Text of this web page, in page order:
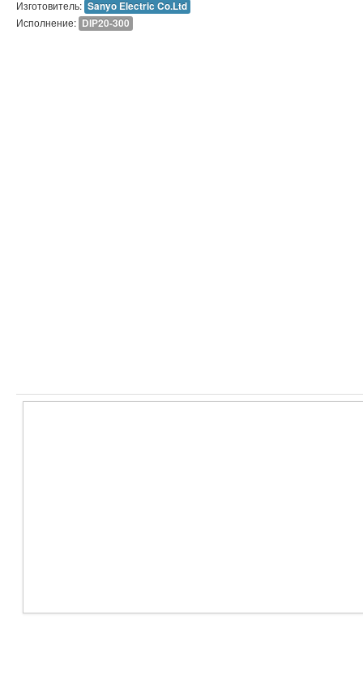
Изготовитель: Sanyo Electric Co.Ltd
Исполнение: DIP20-300